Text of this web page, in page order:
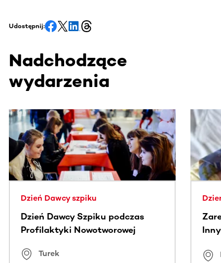
Udostępnij:
Nadchodzące
wydarzenia
Ta sekcja zawiera treści przewijane w poziomie. Użyj
Dzień Dawcy szpiku
Dzień Dawcy Szpiku podczas
Profilaktyki Nowotworowej
Turek